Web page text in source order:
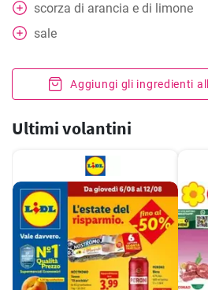
scorza di arancia e di limone
sale
Aggiungi gli ingredienti
Ultimi volantini